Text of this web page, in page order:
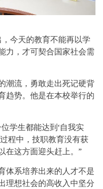
，今天的教育不能再以学
力，才可契合国家社会需
潮流，勇敢走出死记硬背
趋势。他是在本校举行的
学生都能达到‘自我实
程中，技职教育没有获
在这方面迎头赶上。”
体系培养出来的人才不是
理想社会的高收入中坚分